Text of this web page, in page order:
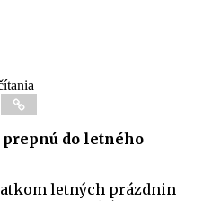
do letného
letných prázdnin